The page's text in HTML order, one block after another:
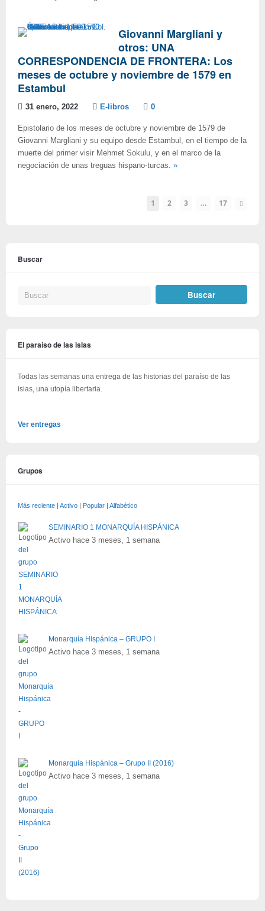
Giovanni Margliani y
otros: UNA
CORRESPONDENCIA DE FRONTERA: Los
meses de octubre y noviembre de 1579 en
Estambul
31 enero, 2022 E-libros 0
Epistolario de los meses de octubre y noviembre de 1579 de
Giovanni Margliani y su equipo desde Estambul, en el tiempo de la
muerte del primer visir Mehmet Sokulu, y en el marco de la
negociación de unas treguas hispano-turcas. »
1 2 3 … 17
Buscar
El paraíso de las islas
Todas las semanas una entrega de las historias del paraíso de las
islas, una utopía libertaria.
Ver entregas
Grupos
Más reciente Activo Popular Alfabético
SEMINARIO 1 MONARQUÍA HISPÁNICA
Activo hace 3 meses, 1 semana
Monarquía Hispánica – GRUPO I
Activo hace 3 meses, 1 semana
Monarquía Hispánica – Grupo II (2016)
Activo hace 3 meses, 1 semana